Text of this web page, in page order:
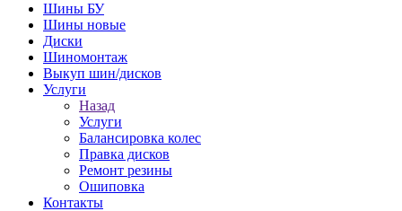
Шины БУ
Шины новые
Диски
Шиномонтаж
Выкуп шин/дисков
Услуги
Назад
Услуги
Балансировка колес
Правка дисков
Ремонт резины
Ошиповка
Контакты